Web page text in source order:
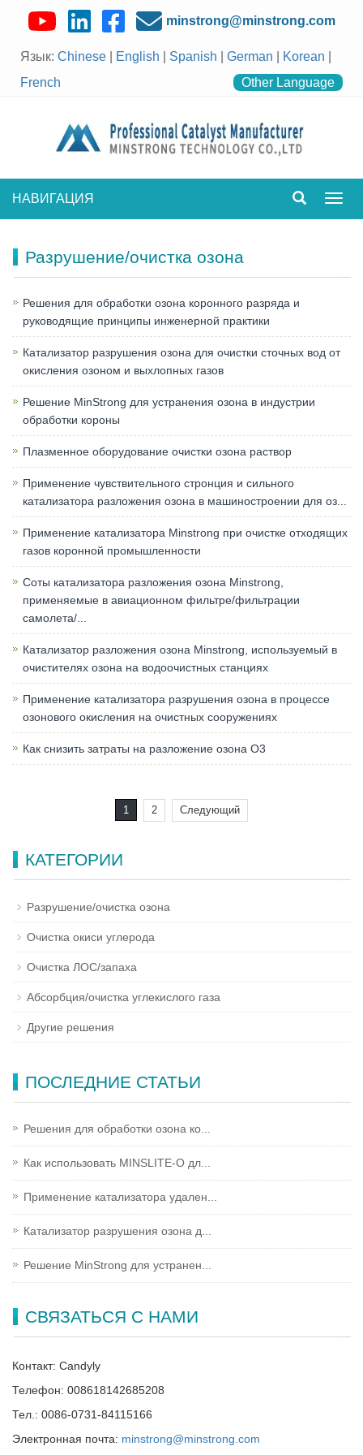
minstrong@minstrong.com
Язык: Chinese English Spanish German Korean
French
Other Language
НАВИГАЦИЯ
Разрушение/очистка озона
Решения для обработки озона коронного разряда и
руководящие принципы инженерной практики
Катализатор разрушения озона для очистки сточных вод от
окисления озоном и выхлопных газов
Решение MinStrong для устранения озона в индустрии
обработки короны
Плазменное оборудование очистки озона раствор
Применение чувствительного стронция и сильного
катализатора разложения озона в машиностроении для оз...
Применение катализатора Minstrong при очистке отходящих
газов коронной промышленности
Соты катализатора разложения озона Minstrong,
применяемые в авиационном фильтре/фильтрации
самолета/...
Катализатор разложения озона Minstrong, используемый в
очистителях озона на водоочистных станциях
Применение катализатора разрушения озона в процессе
озонового окисления на очистных сооружениях
Как снизить затраты на разложение озона O3
1 2 Следующий
КАТЕГОРИИ
Разрушение/очистка озона
Очистка окиси углерода
Очистка ЛОС/запаха
Абсорбция/очистка углекислого газа
Другие решения
ПОСЛЕДНИЕ СТАТЬИ
Решения для обработки озона ко...
Как использовать MINSLITE-O дл...
Применение катализатора удален...
Катализатор разрушения озона д...
Решение MinStrong для устранен...
СВЯЗАТЬСЯ С НАМИ
Контакт: Candyly
Телефон: 008618142685208
Тел.: 0086-0731-84115166
Электронная почта: minstrong@minstrong.com